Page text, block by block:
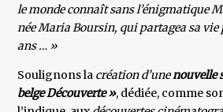
le monde connaît sans l’énigmatique
née Maria Boursin, qui partagea sa
ans … »
Soulignons la création d’unenouvelle
belge Découverte », dédiée, comme